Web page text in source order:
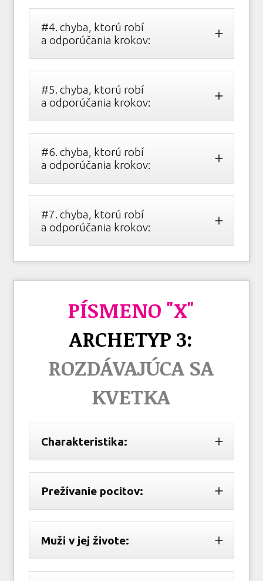
#4. chyba, ktorú robí
a odporúčania krokov:
#5. chyba, ktorú robí
a odporúčania krokov:
#6. chyba, ktorú robí
a odporúčania krokov:
#7. chyba, ktorú robí
a odporúčania krokov:
PÍSMENO "X"
ARCHETYP 3:
ROZDÁVAJÚCA SA
KVETKA
Charakteristika:
Prežívanie pocitov:
Muži v jej živote: